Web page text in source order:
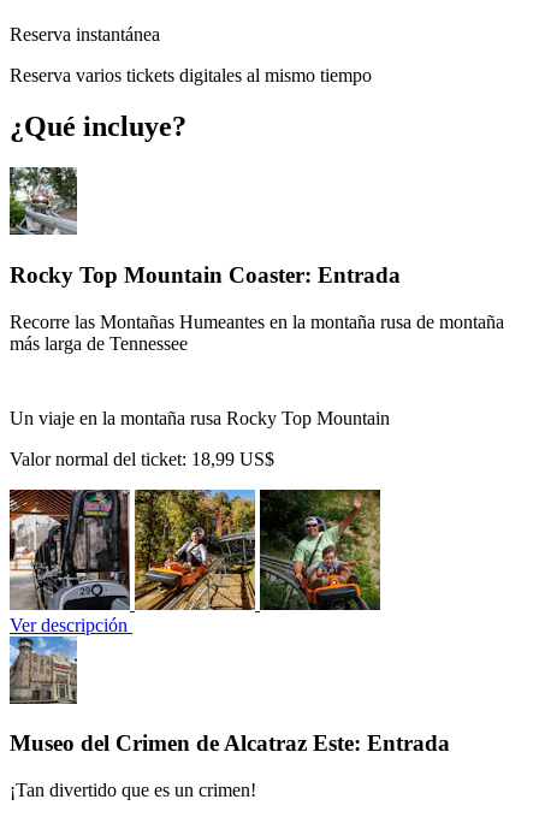
Reserva instantánea
Reserva varios tickets digitales al mismo tiempo
¿Qué incluye?
Rocky Top Mountain Coaster: Entrada
Recorre las Montañas Humeantes en la montaña rusa de montaña
más larga de Tennessee
Un viaje en la montaña rusa Rocky Top Mountain
Valor normal del ticket: 18,99 US$
Ver descripción
Museo del Crimen de Alcatraz Este: Entrada
¡Tan divertido que es un crimen!